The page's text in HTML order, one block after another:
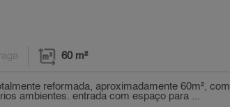
60 m²
reformada, aproximadamente 60m², com
ambientes. entrada com espaço para ...